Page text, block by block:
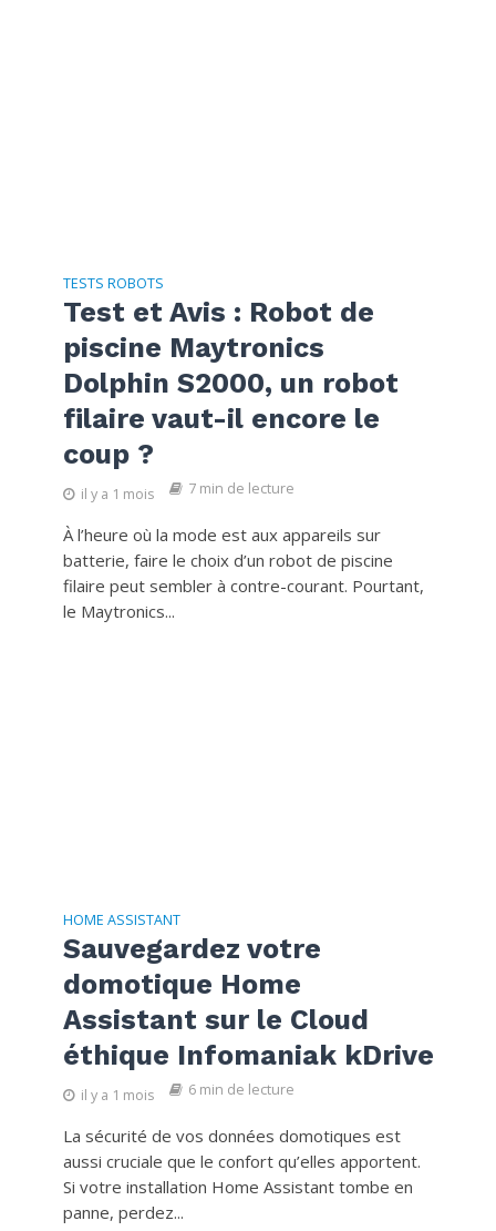
TESTS ROBOTS
Test et Avis : Robot de
piscine Maytronics
Dolphin S2000, un robot
filaire vaut-il encore le
coup ?
il y a 1 mois 7 min de lecture
À l’heure où la mode est aux appareils sur
batterie, faire le choix d’un robot de piscine
filaire peut sembler à contre-courant. Pourtant,
le Maytronics...
HOME ASSISTANT
Sauvegardez votre
domotique Home
Assistant sur le Cloud
éthique Infomaniak kDrive
il y a 1 mois 6 min de lecture
La sécurité de vos données domotiques est
aussi cruciale que le confort qu’elles apportent.
Si votre installation Home Assistant tombe en
panne, perdez...